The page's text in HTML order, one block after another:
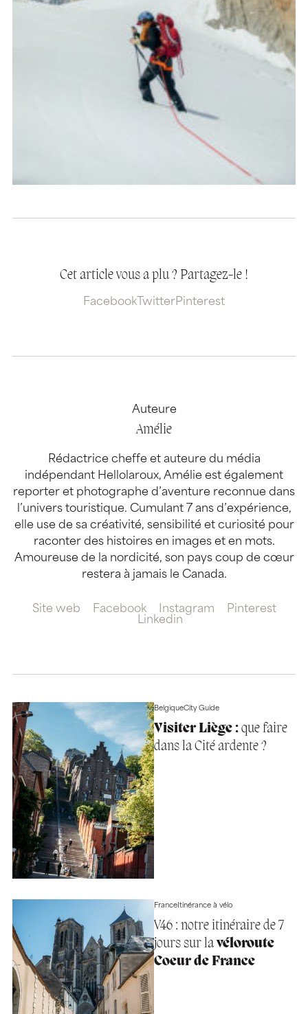
Cet article vous a plu ? Partagez-le !
Facebook TwitterPinterest
Auteure
Amélie
Rédactrice cheffe et auteure du média
indépendant Hellolaroux, Amélie est également
reporter et photographe d’aventure reconnue dans
l’univers touristique. Cumulant 7 ans d’expérience,
elle use de sa créativité, sensibilité et curiosité pour
raconter des histoires en images et en mots.
Amoureuse de la nordicité, son pays coup de cœur
restera à jamais le Canada.
Site web Facebook Instagram
Pinterest
Linkedin
BelgiqueCity Guide
Visiter Liège :que faire
dans la Cité ardente ?
FranceItinérance à vélo
V46 : notre itinéraire de 7
jours sur lavéloroute
Coeur de France